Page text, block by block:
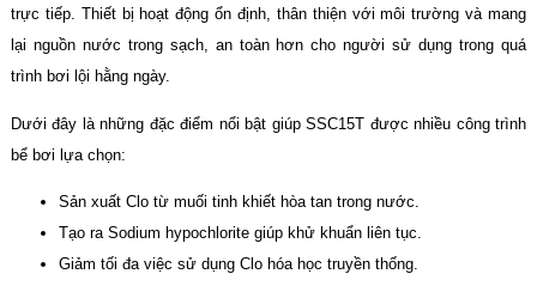
trực tiếp. Thiết bị hoạt động ổn định, thân thiện với môi trường và mang
lại nguồn nước trong sạch, an toàn hơn cho người sử dụng trong quá
trình bơi lội hằng ngày.
Dưới đây là những đặc điểm nổi bật giúp SSC15T được nhiều công trình
bể bơi lựa chọn:
Sản xuất Clo từ muối tinh khiết hòa tan trong nước.
Tạo ra Sodium hypochlorite giúp khử khuẩn liên tục.
Giảm tối đa việc sử dụng Clo hóa học truyền thống.